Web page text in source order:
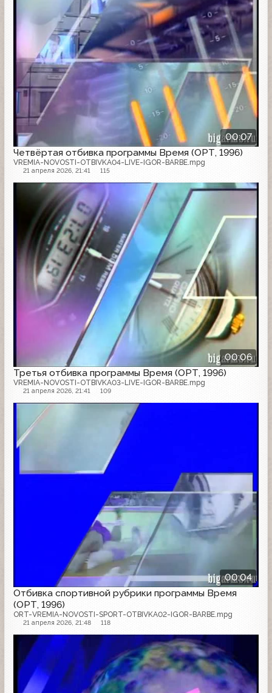
00:07
Четвёртая отбивка программы Время (ОРТ, 1996)
VREMIA-NOVOSTI-OTBIVKA04-LIVE-IGOR-BARBE.mpg
21 апреля 2026, 21:41 115
00:06
Третья отбивка программы Время (ОРТ, 1996)
VREMIA-NOVOSTI-OTBIVKA03-LIVE-IGOR-BARBE.mpg
21 апреля 2026, 21:41 109
00:04
Отбивка спортивной рубрики программы Время
(ОРТ, 1996)
ORT-VREMIA-NOVOSTI-SPORT-OTBIVKA02-IGOR-BARBE.mpg
21 апреля 2026, 21:48 118